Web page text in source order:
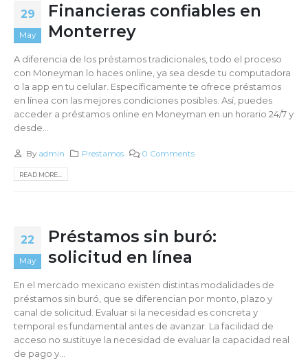
29
May
Financieras confiables en
Monterrey
A diferencia de los préstamos tradicionales, todo el proceso
con Moneyman lo haces online, ya sea desde tu computadora
o la app en tu celular. Específicamente te ofrece préstamos
en línea con las mejores condiciones posibles. Así, puedes
acceder a préstamos online en Moneyman en un horario 24/7 y
desde...
By admin Prestamos 0 Comments
READ MORE...
22
May
Préstamos sin buró:
solicitud en línea
En el mercado mexicano existen distintas modalidades de
préstamos sin buró, que se diferencian por monto, plazo y
canal de solicitud. Evaluar si la necesidad es concreta y
temporal es fundamental antes de avanzar. La facilidad de
acceso no sustituye la necesidad de evaluar la capacidad real
de pago y...